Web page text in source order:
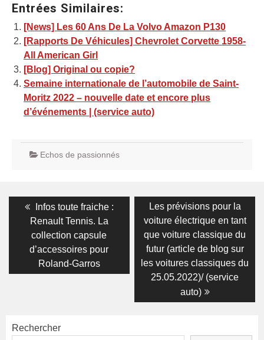
Entrées Similaires:
[News] Les 60 Ans De La Volvo Amazon P130
[Rapports De Véhicules] Chevrolet Corvette 1958-
All American Girl
[Blog] Original ou copie?
Semaine internationale de l’automobile de Saint-
Moritz 2022 – nouvelle date et encore plus
d’événements | (service auto)
Echos de passionnés
Navigation
l’article
Previous
post:
Infos toute fraiche :
Renault Tennis. La
collection capsule
d’accessoires pour
Roland-Garros
Next
post:
Les prévisions pour la
voiture électrique en tant
que voiture classique du
futur (article de blog sur
les voitures classiques du
25.05.2022)/ (service
auto)
Rechercher